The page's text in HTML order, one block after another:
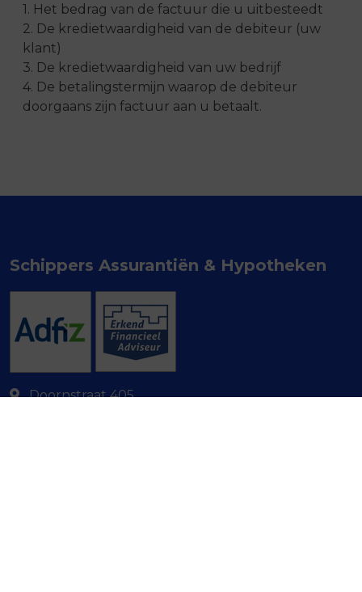
1. Het bedrag van de factuur die u uitbesteedt
2. De kredietwaardigheid van de debiteur (uw
klant)
3. De kredietwaardigheid van uw bedrijf
4. De betalingstermijn waarop de debiteur
doorgaans zijn factuur aan u betaalt.
Schippers Assurantiën & Hypotheken
Doornstraat 405